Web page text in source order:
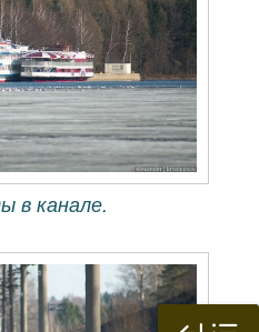
в канале.